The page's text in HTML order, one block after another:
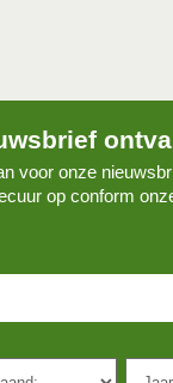
voor onze
op conform